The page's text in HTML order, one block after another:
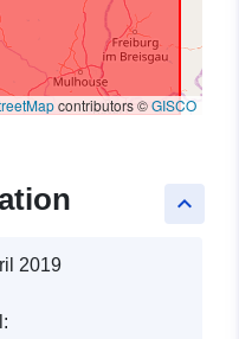
contributors ©GISCO
keyboard_arrow_up
2019